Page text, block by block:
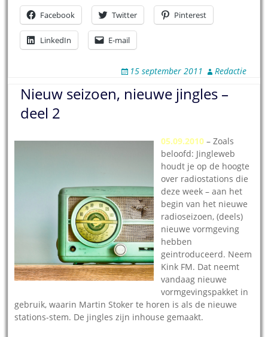
Facebook Twitter Pinterest
LinkedIn E-mail
15 september 2011 Redactie
Nieuw seizoen, nieuwe jingles –
deel 2
05.09.2010 – Zoals
beloofd: Jingleweb
houdt je op de hoogte
over radiostations die
deze week – aan het
begin van het nieuwe
radioseizoen, (deels)
nieuwe vormgeving
hebben
geintroduceerd. Neem
Kink FM. Dat neemt
vandaag nieuwe
vormgevingspakket in
gebruik, waarin Martin Stoker te horen is als de nieuwe
stations-stem. De jingles zijn inhouse gemaakt.